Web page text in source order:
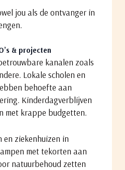
jou als de ontvanger in
& projecten
kanalen zoals
Lokale scholen en
behoefte aan
Kinderdagverblijven
met krappe budgetten.
en ziekenhuizen in
met tekorten aan
natuurbehoud zetten